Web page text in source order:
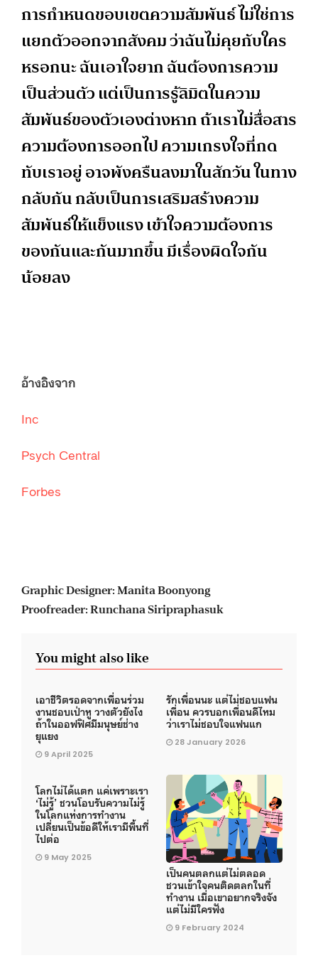
การกำหนดขอบเขตความสัมพันธ์ ไม่ใช่การ
แยกตัวออกจากสังคม ว่าฉันไม่คุยกับใคร
หรอกนะ ฉันเอาใจยาก ฉันต้องการความ
เป็นส่วนตัว แต่เป็นการรู้ลิมิตในความ
สัมพันธ์ของตัวเองต่างหาก ถ้าเราไม่สื่อสาร
ความต้องการออกไป ความเกรงใจที่กด
ทับเราอยู่ อาจพังครืนลงมาในสักวัน ในทาง
กลับกัน กลับเป็นการเสริมสร้างความ
สัมพันธ์ให้แข็งแรง เข้าใจความต้องการ
ของกันและกันมากขึ้น มีเรื่องผิดใจกัน
น้อยลง
อ้างอิงจาก
Inc
Psych Central
Forbes
Graphic Designer: Manita Boonyong
Proofreader: Runchana Siripraphasuk
You might also like
เอาชีวิตรอดจากเพื่อนร่วม
งานชอบเป่าหู วางตัวยังไง
ถ้าในออฟฟิศมีมนุษย์ช่าง
ยุแยง
9 April 2025
รักเพื่อนนะ แต่ไม่ชอบแฟน
เพื่อน ควรบอกเพื่อนดีไหม
ว่าเราไม่ชอบใจแฟนแก
28 January 2026
โลกไม่ได้แตก แค่เพราะเรา
‘ไม่รู้’ ชวนโอบรับความไม่รู้
ในโลกแห่งการทำงาน
เปลี่ยนเป็นข้อดีให้เรามีพื้นที่
ไปต่อ
9 May 2025
เป็นคนตลกแต่ไม่ตลอด
ชวนเข้าใจคนติดตลกในที่
ทำงาน เมื่อเขาอยากจริงจัง
แต่ไม่มีใครฟัง
9 February 2024